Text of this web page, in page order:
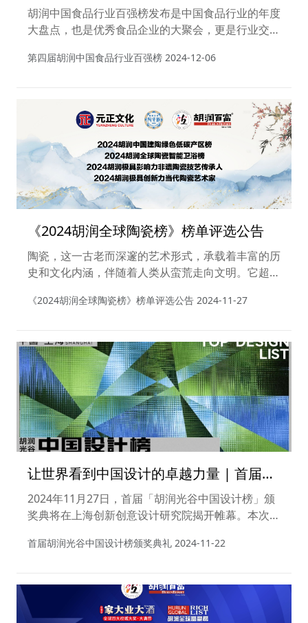
泰兴市农产品加工园区举办江苏泰兴·第四
届胡润中国食品行业百强榜发布暨颁奖盛
典
胡润中国食品行业百强榜发布是中国食品行业的年度
大盘点，也是优秀食品企业的大聚会，更是行业交流
发·胡润中国食品行业百强榜》显示，上榜的百强食
营企业对食品行业贡献很大，百强中65%是民营企
业，上榜企业总价值8万亿元。
第四届胡润中国食品行业百强榜 2024-12-06
《2024胡润全球陶瓷榜》榜单评选公告
陶瓷，这一古老而深邃的艺术形式，承载着丰富的历
史和文化内涵，伴随着人类从蛮荒走向文明。它超越
世界沟通和联系。与此同时，它在现代生活中扮演着
瓷都以其独特的魅力，深深地融入我们的生活。
《2024胡润全球陶瓷榜》榜单评选公告 2024-11-27
让世界看到中国设计的卓越力量 | 首届胡
润光谷中国设计榜颁奖典礼
2024年11月27日，首届「胡润光谷中国设计榜」颁
奖典将在上海创新创意设计研究院揭开帷幕。本次盛
布，感受探寻与发现之美，触碰中国设计文化的肌
现场将邀请众多中国顶尖设计师、艺术家、企业家共
同见证首届「胡润光谷中国设计榜」的辉煌和室内设
计圈的光辉瞬间。
首届胡润光谷中国设计榜颁奖典礼 2024-11-22